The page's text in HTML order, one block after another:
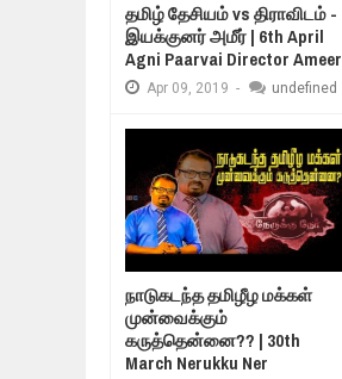
தமிழ் தேசியம் vs திராவிடம் -
இயக்குனர் அமீர் | 6th April
Agni Paarvai Director Ameer
Apr 09, 2019 - undefined
நாடுகடந்த தமிழீழ மக்கள்
முன்வைக்கும்
கருத்தென்னை?? | 30th
March Nerukku Ner